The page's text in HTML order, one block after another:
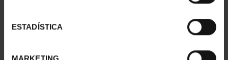
ESTADÍSTICA
MARKETING
III - TARRAGONA
73,00 €
III - SEGOVIA